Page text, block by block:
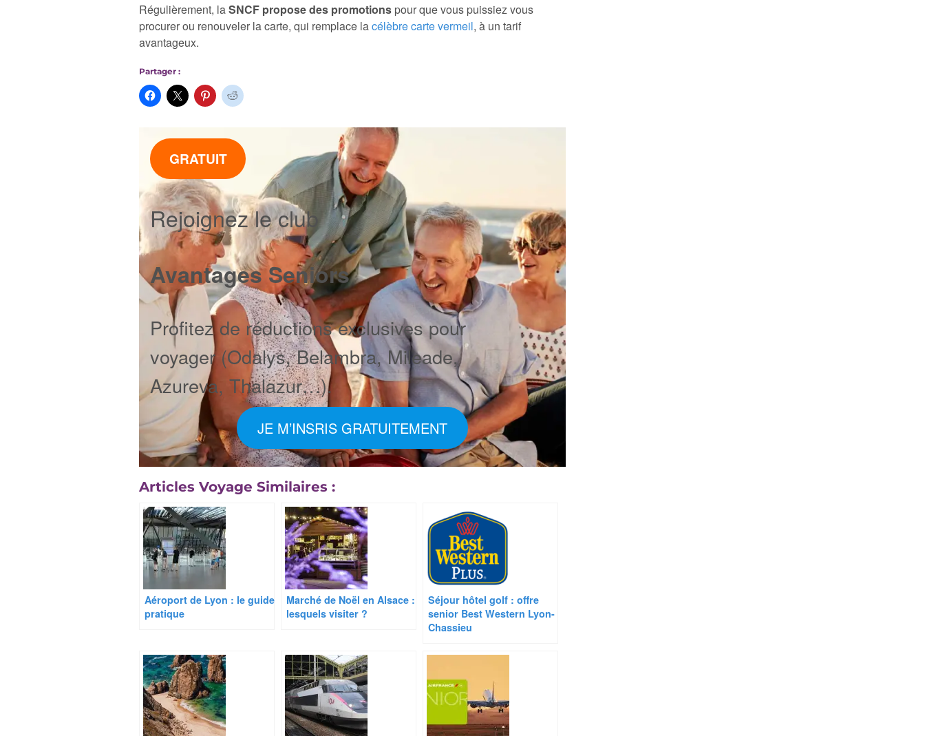
Régulièrement, laSNCF propose des promotions pour que vous puissiez vous
procurer ou renouveler la carte, qui remplace lacélèbre carte vermeil, à un tarif
avantageux.
Partager :
GRATUIT
Rejoignez le club
Avantages Seniors
Profitez de réductions exclusives pour
voyager (Odalys, Belambra, Mileade,
Azureva, Thalazur…).
JE M’INSRIS GRATUITEMENT
Articles Voyage Similaires :
Aéroport de Lyon : le guide
pratique
Marché de Noël en Alsace :
lesquels visiter ?
Séjour hôtel golf : offre
senior Best Western Lyon-
Chassieu